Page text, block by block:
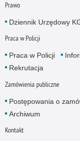
Prawo
Dziennik Urzędowy
Praca w Policji
Praca w Policji
Rekrutacja
Zamówienia publiczne
Postępowania o
Archiwum
Kontakt